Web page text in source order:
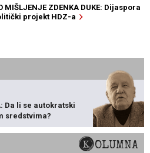
MIŠLJENJE ZDENKA DUKE: Dijaspora
projekt HDZ-a
Da li se autokratski
sredstvima?
KOLUMNA